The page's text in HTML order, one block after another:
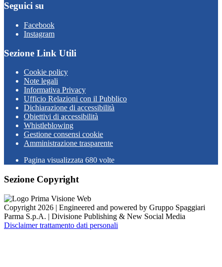
Seguici su
Facebook
Instagram
Sezione Link Utili
Cookie policy
Note legali
Informativa Privacy
Ufficio Relazioni con il Pubblico
Dichiarazione di accessibilità
Obiettivi di accessibilità
Whistleblowing
Gestione consensi cookie
Amministrazione trasparente
Pagina visualizzata 680 volte
Sezione Copyright
Copyright 2026 | Engineered and powered by Gruppo Spaggiari
Parma S.p.A. | Divisione Publishing & New Social Media
Disclaimer trattamento dati personali